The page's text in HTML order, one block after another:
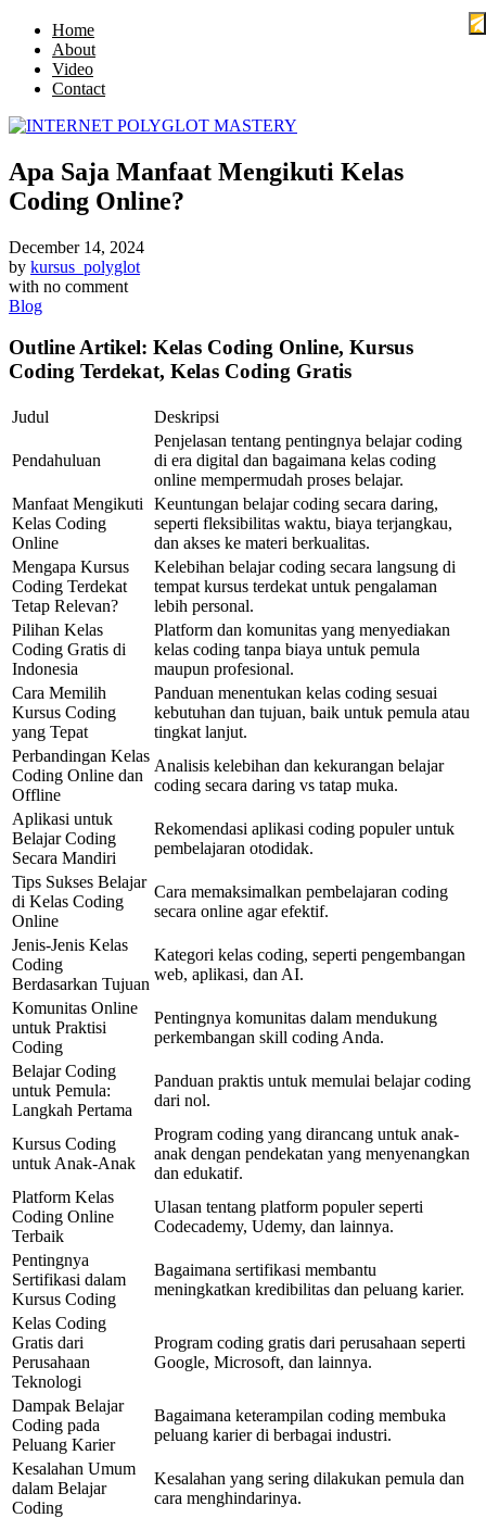
Home
About
Video
Contact
Apa Saja Manfaat Mengikuti Kelas
Coding Online?
December 14, 2024
by kursus_polyglot
with no comment
Blog
Outline Artikel: Kelas Coding Online, Kursus
Coding Terdekat, Kelas Coding Gratis
Judul Deskripsi
Pendahuluan
Penjelasan tentang pentingnya belajar coding
di era digital dan bagaimana kelas coding
online mempermudah proses belajar.
Manfaat Mengikuti
Kelas Coding
Online
Keuntungan belajar coding secara daring,
seperti fleksibilitas waktu, biaya terjangkau,
dan akses ke materi berkualitas.
Mengapa Kursus
Coding Terdekat
Tetap Relevan?
Kelebihan belajar coding secara langsung di
tempat kursus terdekat untuk pengalaman
lebih personal.
Pilihan Kelas
Coding Gratis di
Indonesia
Platform dan komunitas yang menyediakan
kelas coding tanpa biaya untuk pemula
maupun profesional.
Cara Memilih
Kursus Coding
yang Tepat
Panduan menentukan kelas coding sesuai
kebutuhan dan tujuan, baik untuk pemula atau
tingkat lanjut.
Perbandingan Kelas
Coding Online dan
Offline
Analisis kelebihan dan kekurangan belajar
coding secara daring vs tatap muka.
Aplikasi untuk
Belajar Coding
Secara Mandiri
Rekomendasi aplikasi coding populer untuk
pembelajaran otodidak.
Tips Sukses Belajar
di Kelas Coding
Online
Cara memaksimalkan pembelajaran coding
secara online agar efektif.
Jenis-Jenis Kelas
Coding
Berdasarkan Tujuan
Kategori kelas coding, seperti pengembangan
web, aplikasi, dan AI.
Komunitas Online
untuk Praktisi
Coding
Pentingnya komunitas dalam mendukung
perkembangan skill coding Anda.
Belajar Coding
untuk Pemula:
Langkah Pertama
Panduan praktis untuk memulai belajar coding
dari nol.
Kursus Coding
untuk Anak-Anak
Program coding yang dirancang untuk anak-
anak dengan pendekatan yang menyenangkan
dan edukatif.
Platform Kelas
Coding Online
Terbaik
Ulasan tentang platform populer seperti
Codecademy, Udemy, dan lainnya.
Pentingnya
Sertifikasi dalam
Kursus Coding
Bagaimana sertifikasi membantu
meningkatkan kredibilitas dan peluang karier.
Kelas Coding
Gratis dari
Perusahaan
Teknologi
Program coding gratis dari perusahaan seperti
Google, Microsoft, dan lainnya.
Dampak Belajar
Coding pada
Peluang Karier
Bagaimana keterampilan coding membuka
peluang karier di berbagai industri.
Kesalahan Umum
dalam Belajar
Coding
Kesalahan yang sering dilakukan pemula dan
cara menghindarinya.